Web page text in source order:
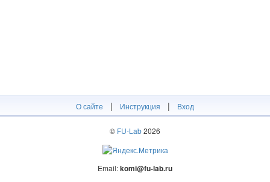
О сайте | Инструкция | Вход
© FU-Lab2026
Email:komi@fu-lab.ru